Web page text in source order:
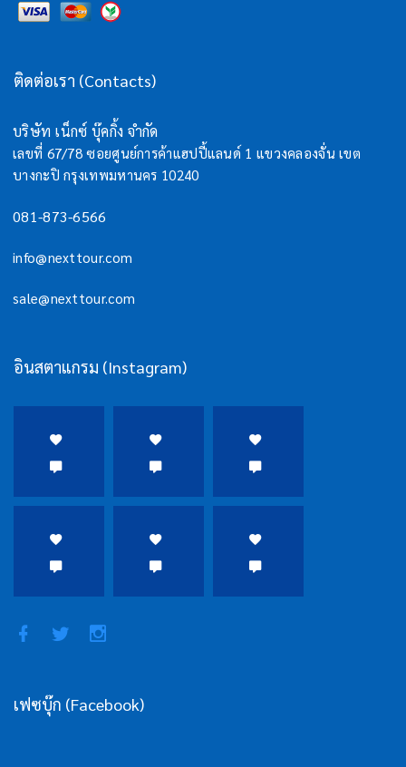
ติดต่อเรา (Contacts)
บริษัท เน็กซ์ บุ๊คกิ้ง จำกัด
เลขที่ 67/78 ซอยศูนย์การค้าแฮปปี้แลนด์ 1 แขวงคลองจั่น เขต
บางกะปิ กรุงเทพมหานคร 10240
081-873-6566
info@nexttour.com
sale@nexttour.com
อินสตาแกรม (Instagram)
เฟซบุ๊ก (Facebook)